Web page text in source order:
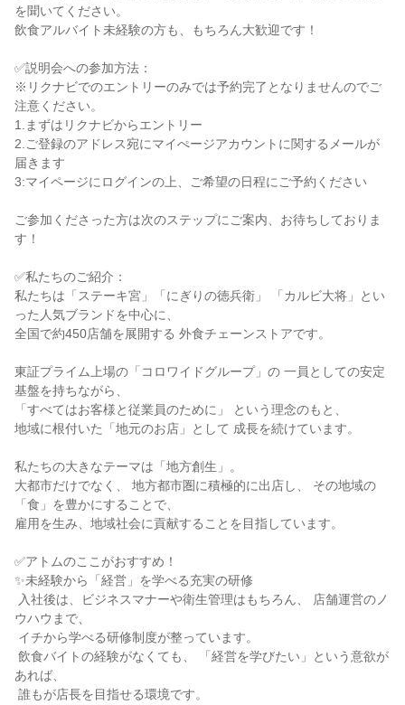
を聞いてください。
飲食アルバイト未経験の方も、もちろん大歓迎です！
✅説明会への参加方法：
※リクナビでのエントリーのみでは予約完了となりませんのでご
注意ください。
1.まずはリクナビからエントリー
2.ご登録のアドレス宛にマイぺージアカウントに関するメールが
届きます
3:マイページにログインの上、ご希望の日程にご予約ください
ご参加くださった方は次のステップにご案内、お待ちしておりま
す！
✅私たちのご紹介：
私たちは「ステーキ宮」「にぎりの徳兵衛」 「カルビ大将」とい
った人気ブランドを中心に、
全国で約450店舗を展開する 外食チェーンストアです。
東証プライム上場の「コロワイドグループ」の 一員としての安定
基盤を持ちながら、
「すべてはお客様と従業員のために」 という理念のもと、
地域に根付いた「地元のお店」として 成長を続けています。
私たちの大きなテーマは「地方創生」。
大都市だけでなく、 地方都市圏に積極的に出店し、 その地域の
「食」を豊かにすることで、
雇用を生み、地域社会に貢献することを目指しています。
✅アトムのここがおすすめ！
✨未経験から「経営」を学べる充実の研修
ウハウまで、
あれば、